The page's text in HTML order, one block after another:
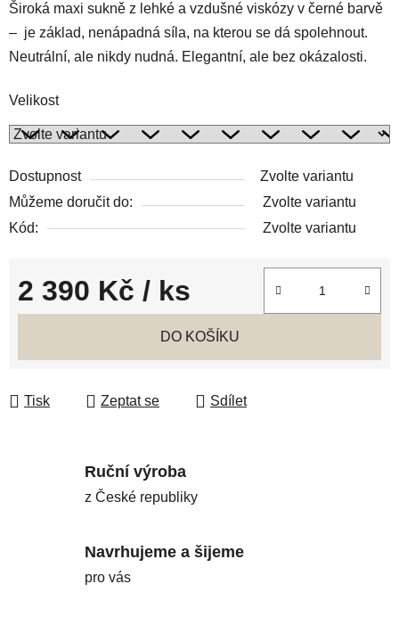
Široká maxi sukně z lehké a vzdušné viskózy v černé barvě
– je základ, nenápadná síla, na kterou se dá spolehnout.
Neutrální, ale nikdy nudná. Elegantní, ale bez okázalosti.
Velikost
Dostupnost
Zvolte variantu
Můžeme doručit do:
Zvolte variantu
Kód:
Zvolte variantu
2 390 Kč / ks
Měrná cena:
DO KOŠÍKU
Tisk Zeptat se Sdílet
Ruční výroba
z České republiky
Navrhujeme a šijeme
pro vás